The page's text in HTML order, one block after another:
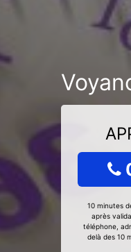
10 minutes
après
téléphone,
delà des 10